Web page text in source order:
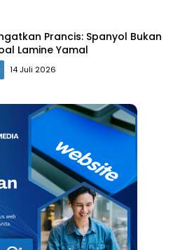
Prancis: Spanyol Bukan
Lamine Yamal
14 Juli 2026